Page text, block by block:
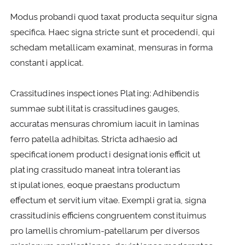
Modus probandi quod taxat producta sequitur signa
specifica. Haec signa stricte sunt et procedendi, qui
schedam metallicam examinat, mensuras in forma
constanti applicat.
Crassitudines inspectiones Plating: Adhibendis
summae subtilitatis crassitudines gauges,
accuratas mensuras chromium iacuit in laminas
ferro patella adhibitas. Stricta adhaesio ad
specificationem producti designationis efficit ut
plating crassitudo maneat intra tolerantias
stipulationes, eoque praestans productum
effectum et servitium vitae. Exempli gratia, signa
crassitudinis efficiens congruentem constituimus
pro lamellis chromium-patellarum per diversos